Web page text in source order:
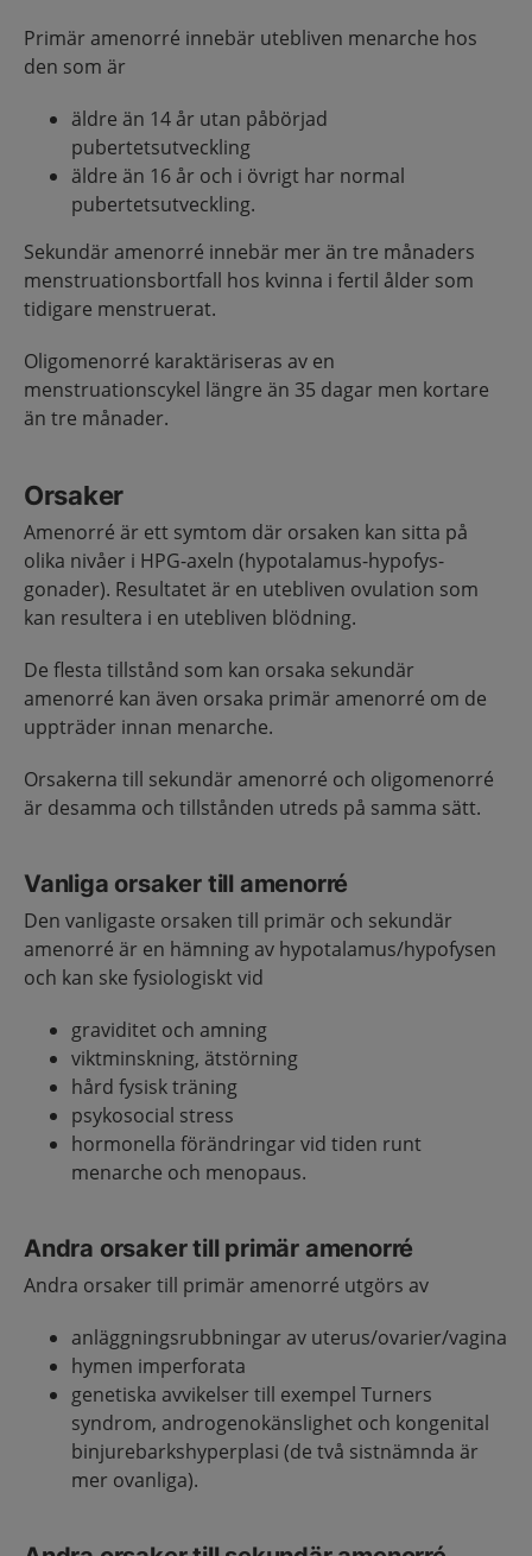
Primär amenorré innebär utebliven menarche hos
den som är
äldre än 14 år utan påbörjad
pubertetsutveckling
äldre än 16 år och i övrigt har normal
pubertetsutveckling.
Sekundär amenorré innebär mer än tre månaders
menstruationsbortfall hos kvinna i fertil ålder som
tidigare menstruerat.
Oligomenorré karaktäriseras av en
menstruationscykel längre än 35 dagar men kortare
än tre månader.
Orsaker
Amenorré är ett symtom där orsaken kan sitta på
olika nivåer i HPG-axeln (hypotalamus-hypofys-
gonader). Resultatet är en utebliven ovulation som
kan resultera i en utebliven blödning.
De flesta tillstånd som kan orsaka sekundär
amenorré kan även orsaka primär amenorré om de
uppträder innan menarche.
Orsakerna till sekundär amenorré och oligomenorré
är desamma och tillstånden utreds på samma sätt.
Vanliga orsaker till amenorré
Den vanligaste orsaken till primär och sekundär
amenorré är en hämning av hypotalamus/hypofysen
och kan ske fysiologiskt vid
graviditet och amning
viktminskning, ätstörning
hård fysisk träning
psykosocial stress
hormonella förändringar vid tiden runt
menarche och menopaus.
Andra orsaker till primär amenorré
Andra orsaker till primär amenorré utgörs av
anläggningsrubbningar av uterus/ovarier/vagina
hymen imperforata
genetiska avvikelser till exempel Turners
syndrom, androgenokänslighet och kongenital
binjurebarkshyperplasi (de två sistnämnda är
mer ovanliga).